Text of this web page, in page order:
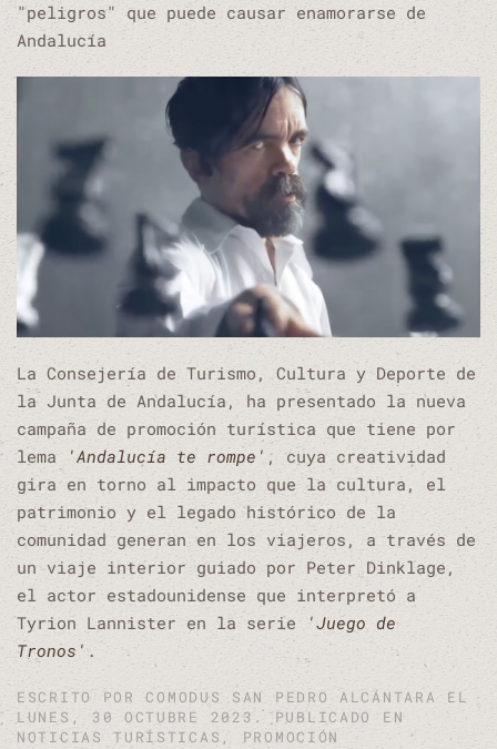
"peligros" que puede causar enamorarse de
Andalucía
La Consejería de Turismo, Cultura y Deporte de
la Junta de Andalucía, ha presentado la nueva
campaña de promoción turística que tiene por
lema 'Andalucía te rompe' , cuya creatividad
gira en torno al impacto que la cultura, el
patrimonio y el legado histórico de la
comunidad generan en los viajeros, a través de
un viaje interior guiado por Peter Dinklage,
el actor estadounidense que interpretó a
Tyrion Lannister en la serie
'Juego de
Tronos' .
ESCRITO PORCOMODUS SAN PEDRO ALCÁNTARA
EL
LUNES, 30 OCTUBRE 2023. PUBLICADO EN
NOTICIAS TURÍSTICAS , PROMOCIÓN